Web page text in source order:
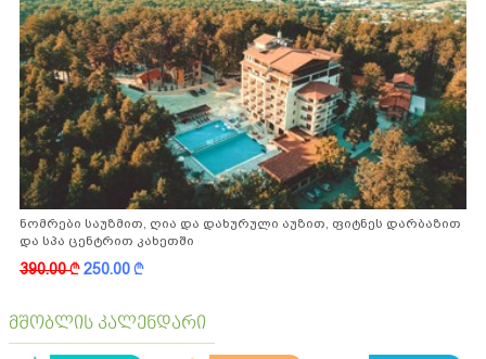
ნომრები საუზმით, ღია და დახურული აუზით, ფიტნეს დარბაზით
და სპა ცენტრით კახეთში
390.00k250.00k
მშობლის კალენდარი